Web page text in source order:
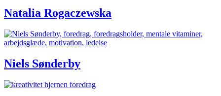
Natalia Rogaczewska
Niels Sønderby